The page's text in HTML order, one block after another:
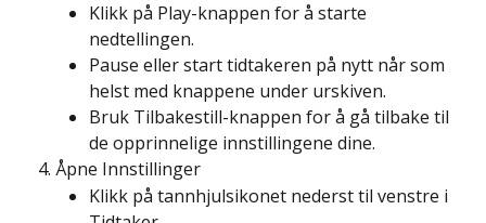
Klikk på Play-knappen for å starte
nedtellingen.
Pause eller start tidtakeren på nytt når som
helst med knappene under urskiven.
Bruk Tilbakestill-knappen for å gå tilbake til
de opprinnelige innstillingene dine.
Åpne Innstillinger
Klikk på tannhjulsikonet nederst til venstre i